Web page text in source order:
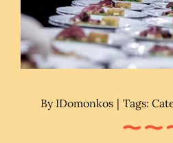
By IDomonkos | Tags: